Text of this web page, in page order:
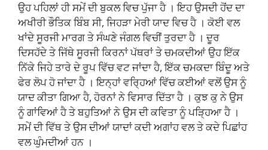
ਉਹ ਪਹਿਲਾਂ ਹੀ ਸਮੇਂ ਦੀ ਬੁਕਲ ਵਿਚ ਪੁੱਜਾ ਹੈ । ਇਹ ਉਸਦੀ ਹੋਂਦ ਦਾ
ਅਖੀਰੀ ਭੌਤਿਕ ਬਿੰਬ ਸੀ, ਜਿਹੜਾ ਮੇਰੀ ਯਾਦ ਵਿਚ ਹੈ । ਕੋਈ ਵਲ
ਖਾਂਦੇ ਸੂਰਜੀ ਮਾਰਗ ਤੇ ਸੰਘਣੇ ਜੰਗਲ ਵਿਚੀਂ ਤੁਰਦਾ ਹੈ । ਦੂਰ
ਦਿਸਹੱਦੇ ਤੇ ਜਿੱਥੇ ਸੂਰਜੀ ਕਿਰਨਾਂ ਪੱਥਰਾਂ ਤੇ ਚਮਕਦੀਆਂ ਉਹ ਇੱਕ
ਨਿੱਕੇ ਜਿਹੇ ਤਾਰੇ ਦੇ ਰੂਪ ਵਿੱਚ ਵਟ ਜਾਂਦਾ ਹੈ, ਇੱਕ ਚਮਕਦਾ ਬਿੰਦੂ ਅਤੇ
ਫੇਰ ਲੋਪ ਹੋ ਜਾਂਦਾ ਹੈ । ਇਨ੍ਹਾਂ ਵਰ੍ਹਿਆਂ ਵਿੱਚ ਕਈਆਂ ਵਲੋਂ ਉਸ ਨੂੰ
ਯਾਦ ਕੀਤਾ ਗਿਆ ਹੈ, ਹੋਰਨਾਂ ਨੇ ਵਿਸਾਰ ਦਿੱਤਾ ਹੈ । ਕੁਝ ਕੁ ਨੇ ਉਸ
ਨੂੰ ਗਾਂਵਿਆਂ ਹੈ ਤੇ ਬਹੁਤਿਆਂ ਨੇ ਉਸ ਦੀ ਕਵਿਤਾ ਨੂੰ ਪੜ੍ਹਿਆ ਹੈ ।
ਸਮੇਂ ਦੀ ਵਿੱਥ ਤੇ ਉਸ ਦੀਆਂ ਯਾਦਾਂ ਕਦੀ ਅਗਾਂਹ ਵਲ ਤੇ ਕਦੇ ਪਿਛਾਂਹ
ਵਲ ਘੁੰਮਦੀਆਂ ਹਨ ।